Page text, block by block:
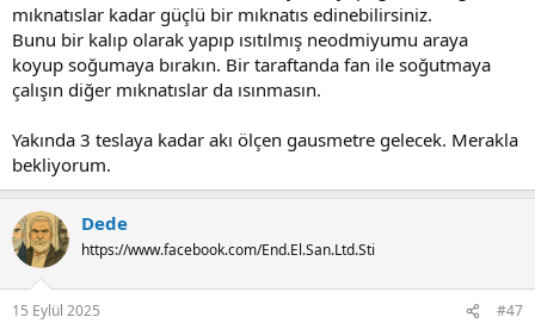
mıknatıslar kadar güçlü bir mıknatıs edinebilirsiniz.
Bunu bir kalıp olarak yapıp ısıtılmış neodmiyumu araya
koyup soğumaya bırakın. Bir taraftanda fan ile soğutmaya
çalışın diğer mıknatıslar da ısınmasın.
Yakında 3 teslaya kadar akı ölçen gausmetre gelecek. Merakla
bekliyorum.
Dede
https://www.facebook.com/End.El.San.Ltd.Sti
15 Eylül 2025 #47